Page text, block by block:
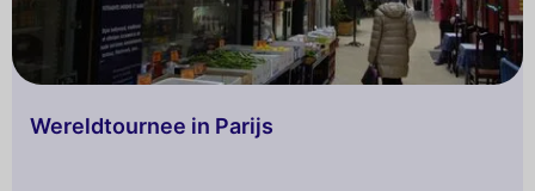
Wereldtournee in Parijs